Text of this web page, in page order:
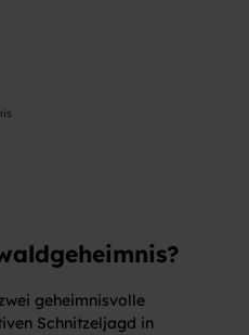
geheimnisvolle
Schnitzeljagd in